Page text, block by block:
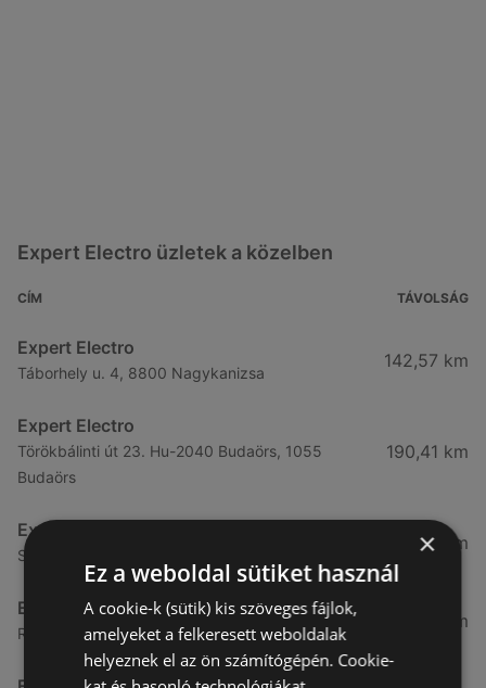
Expert Electro üzletek a közelben
CÍM TÁVOLSÁG
Expert Electro
Táborhely u. 4, 8800 Nagykanizsa
142,57 km
Expert Electro
Törökbálinti út 23. Hu-2040 Budaörs, 1055
Budaörs
190,41 km
Expert Electro
Szeged, Párizsi körút 8 - 12., 1221 Szeged
191,16 km
Expert Electro
Rozsnyay utca 20, 1139 Budapest
192,63 km
×
Ez a weboldal sütiket használ
A cookie-k (sütik) kis szöveges fájlok,
amelyeket a felkeresett weboldalak
helyeznek el az ön számítógépén. Cookie-